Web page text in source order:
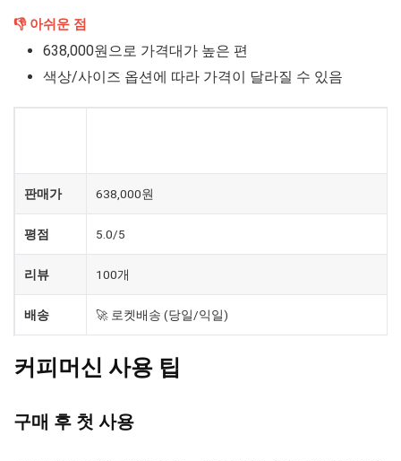
👎 아쉬운 점
638,000원으로 가격대가 높은 편
색상/사이즈 옵션에 따라 가격이 달라질 수 있음
판매가 638,000원
평점 5.0/5
리뷰 100개
배송 🚀 로켓배송 (당일/익일)
커피머신 사용 팁
구매 후 첫 사용